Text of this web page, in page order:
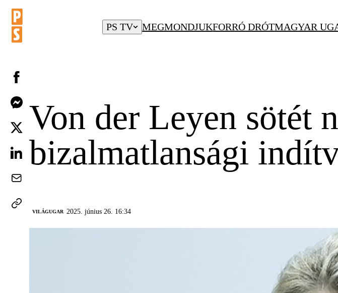
PS TV MEGMONDJUKFORRÓ DRÓTMAGYAR
Von der Leyen sötét
bizalmatlansági
VILÁGUGAR 2025. június 26. 16:34